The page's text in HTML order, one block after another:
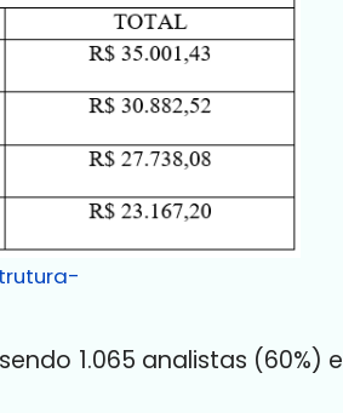
1.065 analistas (60%) e